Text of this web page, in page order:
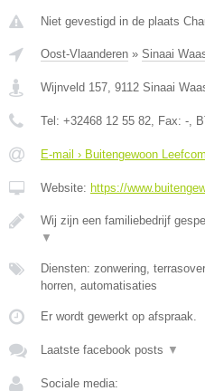
Niet gevestigd in de plaats
Oost-Vlaanderen » Sinaai
Wijnveld 157 9112 Sinaai
Tel: +32468 12 55 82 , Fax: - ,
E-mail › Buitengewoon
Website: https://
Wij zijn een familiebedrijf
▼
Diensten: zonwering,
horren, automatisaties
Er wordt gewerkt op afspraak.
Laatste facebook posts ▼
Sociale media: